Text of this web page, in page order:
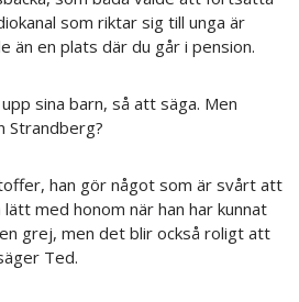
som riktar sig till unga är
än en plats där du går i pension.
sina barn, så att säga. Men
Strandberg?
han gör något som är svårt att
med honom när han har kunnat
grej, men det blir också roligt att
Ted.